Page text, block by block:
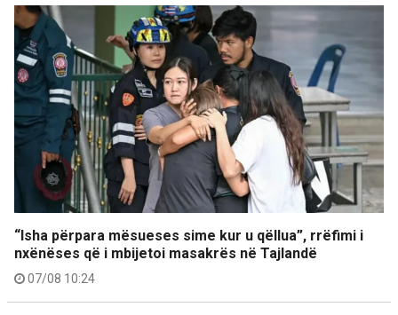
“Isha përpara mësueses sime kur u qëllua”, rrëfimi i
nxënëses që i mbijetoi masakrës në Tajlandë
07/08 10:24